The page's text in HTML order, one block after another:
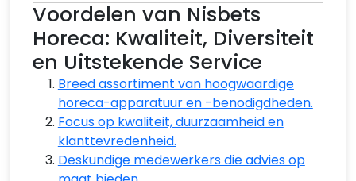
Voordelen van Nisbets
Horeca: Kwaliteit, Diversiteit
en Uitstekende Service
Breed assortiment van hoogwaardige
horeca-apparatuur en -benodigdheden.
Focus op kwaliteit, duurzaamheid en
klanttevredenheid.
Deskundige medewerkers die advies op